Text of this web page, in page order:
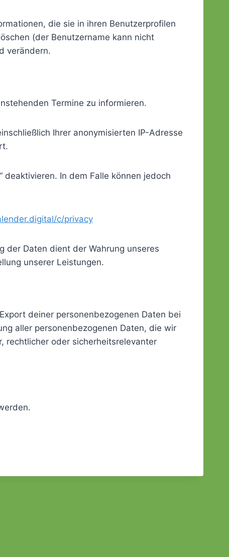
die sie in ihren Benutzerprofilen
(der Benutzername kann nicht
verändern.
Termine zu informieren.
Ihrer anonymisierten IP-Adresse
deaktivieren. In dem Falle können jedoch
c/privacy
der Daten dient der Wahrung unseres
unserer Leistungen.
deiner personenbezogenen Daten bei
aller personenbezogenen Daten, die wir
rechtlicher oder sicherheitsrelevanter